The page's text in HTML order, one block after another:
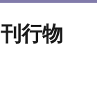
刊行物